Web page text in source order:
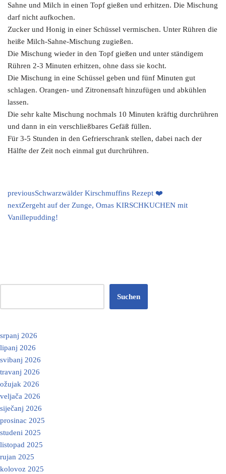
Sahne und Milch in einen Topf gießen und erhitzen. Die Mischung
darf nicht aufkochen.
Zucker und Honig in einer Schüssel vermischen. Unter Rühren die
heiße Milch-Sahne-Mischung zugießen.
Die Mischung wieder in den Topf gießen und unter ständigem
Rühren 2-3 Minuten erhitzen, ohne dass sie kocht.
Die Mischung in eine Schüssel geben und fünf Minuten gut
schlagen. Orangen- und Zitronensaft hinzufügen und abkühlen
lassen.
Die sehr kalte Mischung nochmals 10 Minuten kräftig durchrühren
und dann in ein verschließbares Gefäß füllen.
Für 3-5 Stunden in den Gefrierschrank stellen, dabei nach der
Hälfte der Zeit noch einmal gut durchrühren.
previousSchwarzwälder Kirschmuffins Rezept ❤️
nextZergeht auf der Zunge, Omas KIRSCHKUCHEN mit
Vanillepudding!
Suchen
srpanj 2026
lipanj 2026
svibanj 2026
travanj 2026
ožujak 2026
veljača 2026
siječanj 2026
prosinac 2025
studeni 2025
listopad 2025
rujan 2025
kolovoz 2025